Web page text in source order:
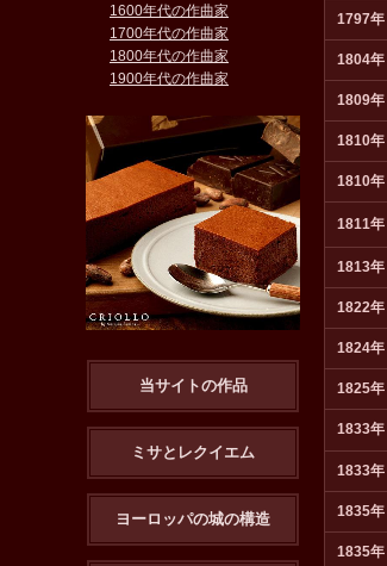
1797年
1804年
1809年
1810年
1810年
1811年
1813年
1822年
1824年
1825年
1833年
1833年
1835年
1835年
1600年代の作曲家
1700年代の作曲家
1800年代の作曲家
1900年代の作曲家
当サイトの作品
ミサとレクイエム
ヨーロッパの城の構造